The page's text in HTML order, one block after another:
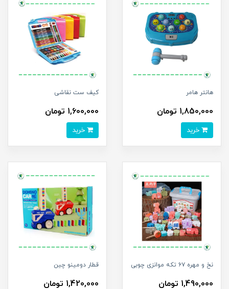
هانتر هامر
1,850,000 تومان
کیف ست نقاشی
1,600,000 تومان
نخ و مهره ۶۷ تکه موانزی چوبی
1,490,000 تومان
قطار دومینو چین
1,420,000 تومان